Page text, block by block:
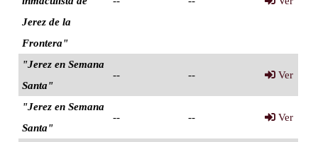
Jerez de la
Frontera"
"Jerez en Semana
Santa"
-- -- Ver
"Jerez en Semana
Santa"
-- -- Ver